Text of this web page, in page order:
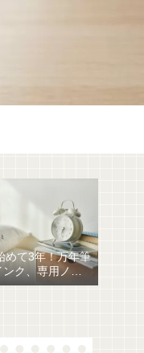
めて3年！万年筆
ク、専用ノー
しています。